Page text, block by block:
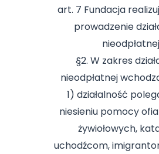
art. 7 Fundacja
prowadzenie
§2. W zakres
nieodpłatnej
1) działalność
niesieniu pomocy
żywiołowych,
uchodźcom,